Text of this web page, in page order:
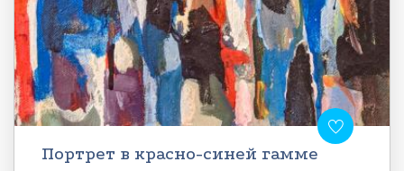
Портрет в красно-синей гамме